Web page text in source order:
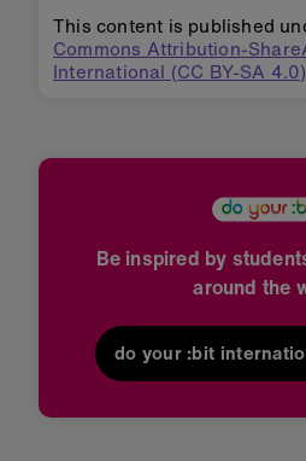
This content is published
Commons Attribution-
International (CC BY-SA 4.0)
Be inspired by
around the
do your :bit